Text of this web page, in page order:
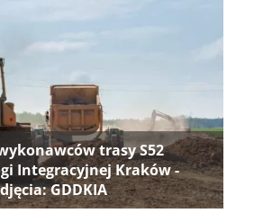
trasy S52
Integracyjnej Kraków -
GDDKIA